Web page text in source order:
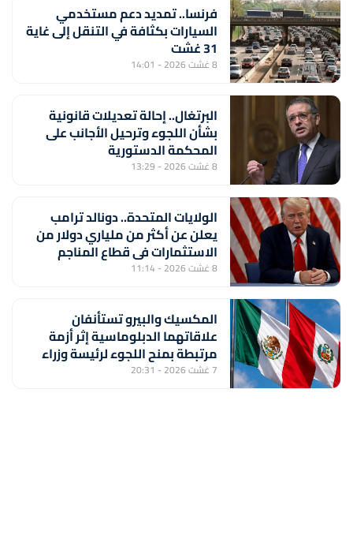
فرنسا.. تمديد دعم مستخدمي
السيارات بكثافة في التنقل إلى غاية
31 غشت
8 غشت 2026 - 14:01
البرتغال.. إحالة تعديلات قانونية
بشأن اللجوء وترحيل الأجانب على
المحكمة الدستورية
8 غشت 2026 - 13:29
الولايات المتحدة.. دونالد ترامب
يعلن عن أكثر من ملياري دولار من
الاستثمارات في قطاع المناجم
8 غشت 2026 - 11:14
المكسيك والبيرو تستأنفان
علاقاتهما الدبلوماسية إثر أزمة
مرتبطة بمنح اللجوء لرئيسة وزراء
بيروفية سابقة
7 غشت 2026 - 20:31